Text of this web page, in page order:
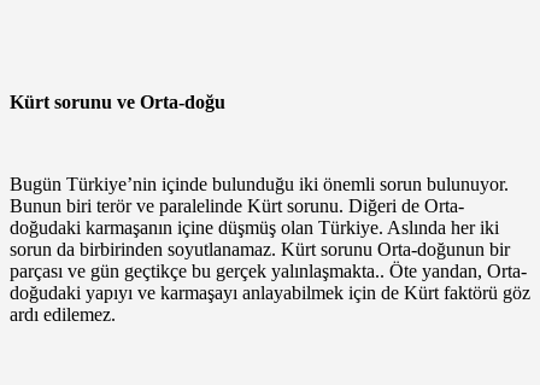
Kürt sorunu ve Orta-doğu
Bugün Türkiye’nin içinde bulunduğu iki önemli sorun bulunuyor.
Bunun biri terör ve paralelinde Kürt sorunu. Diğeri de Orta-
doğudaki karmaşanın içine düşmüş olan Türkiye. Aslında her iki
sorun da birbirinden soyutlanamaz. Kürt sorunu Orta-doğunun bir
parçası ve gün geçtikçe bu gerçek yalınlaşmakta.. Öte yandan, Orta-
doğudaki yapıyı ve karmaşayı anlayabilmek için de Kürt faktörü göz
ardı edilemez.